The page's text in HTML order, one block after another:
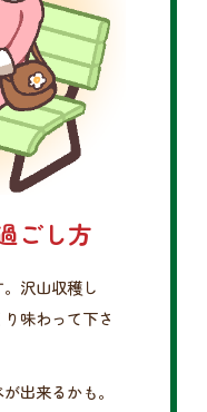
ごし方
沢山収穫し
味わって下さ
出来るかも。